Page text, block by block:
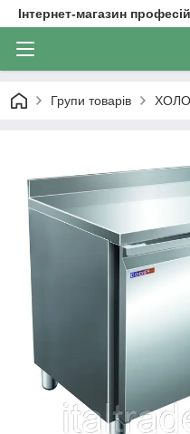
Інтернет-магазин
Групи товарів